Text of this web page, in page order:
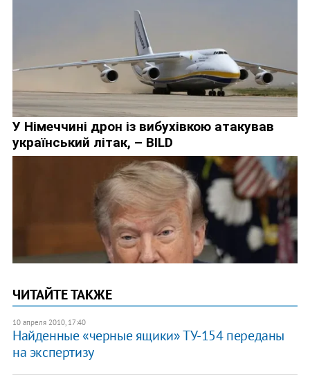
ЧИТАЙТЕ ТАКЖЕ
10 апреля 2010, 17:40
Найденные «черные ящики» ТУ-154 переданы
на экспертизу